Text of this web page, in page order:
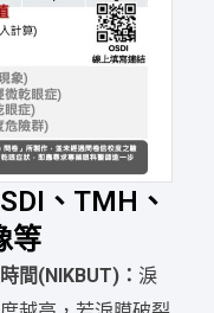
、TMH、
等
間(NIKBUT)： 淚